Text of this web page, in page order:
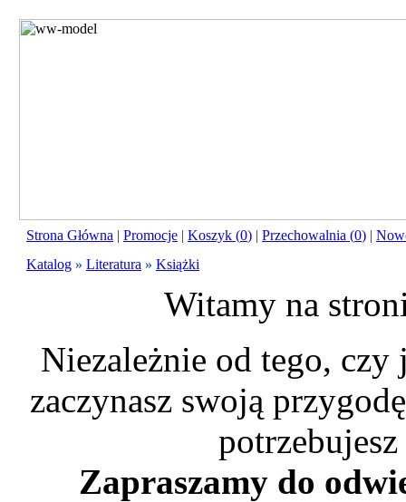
Strona Główna | Promocje | Koszyk (0) | Przechowalnia (0) |
Katalog » Literatura » Książki
Witamy na
Niezależnie od tego, czy
zaczynasz swoją
Zapraszamy do